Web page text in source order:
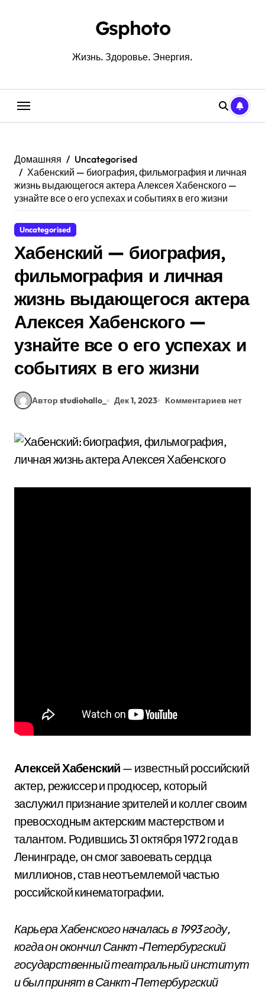
Gsphoto
Жизнь. Здоровье. Энергия.
Домашняя
Uncategorised
Хабенский — биография, фильмография и личная
жизнь выдающегося актера Алексея Хабенского —
узнайте все о его успехах и событиях в его жизни
Uncategorised
Хабенский — биография,
фильмография и личная
жизнь выдающегося актера
Алексея Хабенского —
узнайте все о его успехах и
событиях в его жизни
Автор studiohallo_ Дек 1, 2023 Комментариев нет
Алексей Хабенский — известный российский
актер, режиссер и продюсер, который
заслужил признание зрителей и коллег своим
превосходным актерским мастерством и
талантом. Родившись 31 октября 1972 года в
Ленинграде, он смог завоевать сердца
миллионов, став неотъемлемой частью
российской кинематографии.
Карьера Хабенского началась в 1993 году,
когда он окончил Санкт-Петербургский
государственный театральный институт
и был принят в Санкт-Петербургский